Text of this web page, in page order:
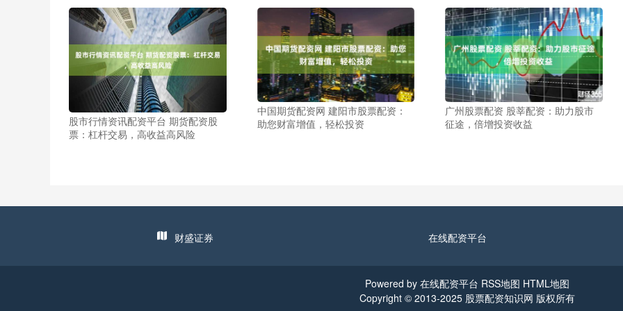
股市行情资讯配资平台 期货配资股
票：杠杆交易，高收益高风险
中国期货配资网 建阳市股票配资：
助您财富增值，轻松投资
广州股票配资 股莘配资：助力股市
征途，倍增投资收益
财盛证券 在线配资平台
Powered by 在线配资平台 RSS地图 HTML地图
Copyright © 2013-2025 股票配资知识网 版权所有